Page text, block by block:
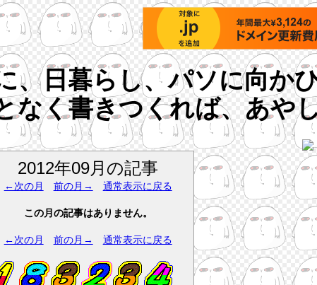
、日暮らし、パソに向か
なく書きつくれば、あや
2012年09月の記事
←次の月 前の月→ 通常表示に戻る
この月の記事はありません。
←次の月 前の月→ 通常表示に戻る